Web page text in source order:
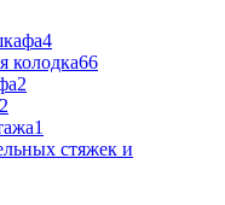
4
колодка66
2
2
1
стяжек и